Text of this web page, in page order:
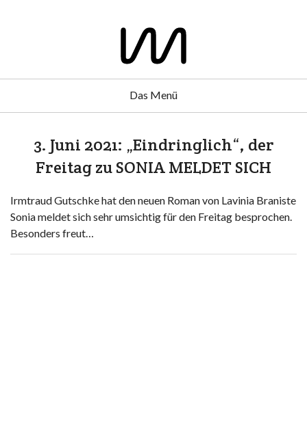
Das Menü
3. Juni 2021: „Eindringlich“, der
Freitag zu SONIA MELDET SICH
Irmtraud Gutschke hat den neuen Roman von Lavinia Braniste
Sonia meldet sich sehr umsichtig für den Freitag besprochen.
Besonders freut…